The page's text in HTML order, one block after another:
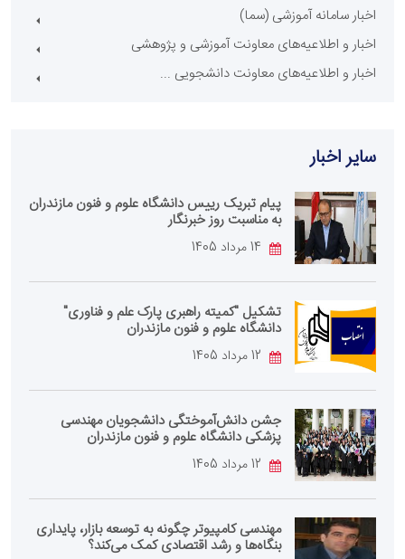
اخبار سامانه آموزشی (سما)
اخبار و اطلاعیه‌های معاونت آموزشی و پژوهشی
اخبار و اطلاعیه‌های معاونت دانشجویی ...
سایر اخبار
پیام تبریک رییس دانشگاه علوم و فنون مازندران
به مناسبت روز خبرنگار
تشکیل "کمیته راهبری پارک علم و فناوری"
دانشگاه علوم و فنون مازندران
جشن دانش‌آموختگی دانشجویان مهندسی
پزشکی دانشگاه علوم و فنون مازندران
مهندسی کامپیوتر چگونه به توسعه بازار، پایداری
بنگاه‌ها و رشد اقتصادی کمک می‌کند؟